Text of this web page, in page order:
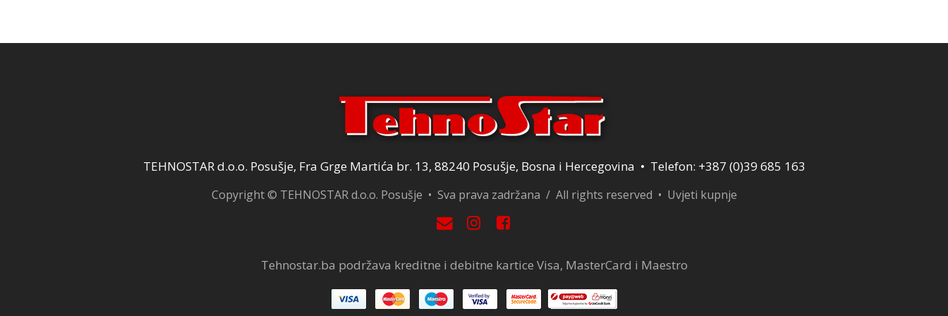
TEHNOSTAR d.o.o. Posušje, Fra Grge Martića br. 13, 88240 Posušje, Bosna i Hercegovina • Telefon: +387 (0)39 685 163
Copyright © TEHNOSTAR d.o.o. Posušje • Sva prava zadržana / All rights reserved • Uvjeti kupnje
Tehnostar.ba podržava kreditne i debitne kartice Visa, MasterCard i Maestro